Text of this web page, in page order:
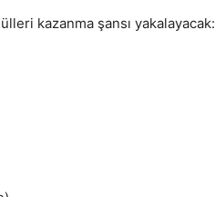
kazanma şansı yakalayacak: